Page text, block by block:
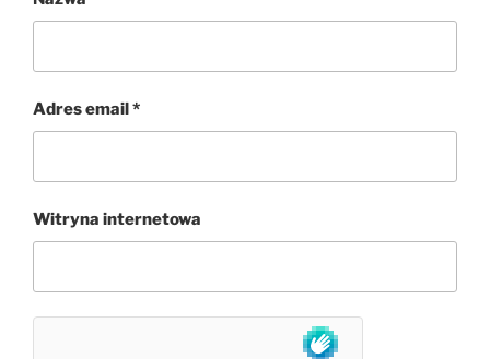
Adres email*
Witryna internetowa